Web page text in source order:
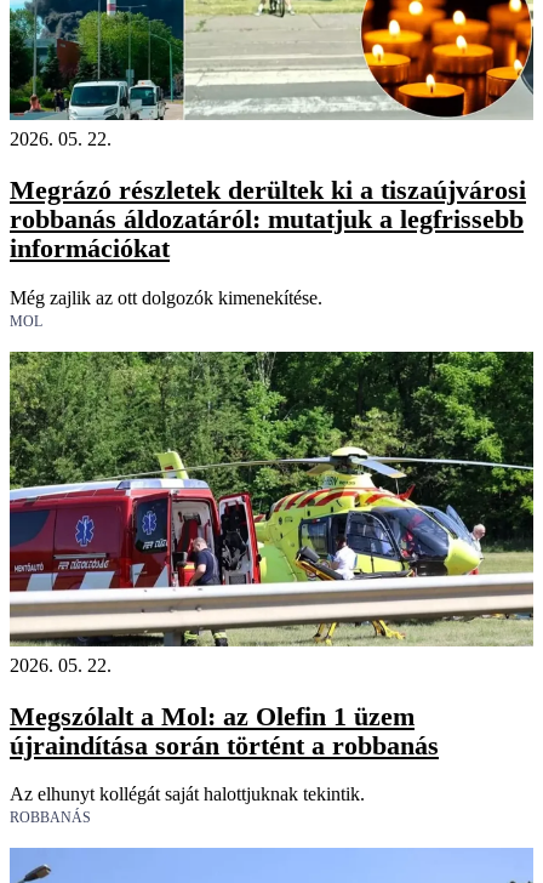
2026. 05. 22.
Megrázó részletek derültek ki a tiszaújvárosi
robbanás áldozatáról: mutatjuk a legfrissebb
információkat
Még zajlik az ott dolgozók kimenekítése.
MOL
2026. 05. 22.
Megszólalt a Mol: az Olefin 1 üzem
újraindítása során történt a robbanás
Az elhunyt kollégát saját halottjuknak tekintik.
ROBBANÁS